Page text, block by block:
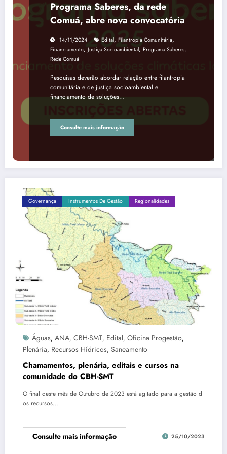
Programa Saberes, da rede
Comuá, abre nova convocatória
14/11/2024 Edital, Filantropia Comunitária,
Financiamento, Justiça Socioambiental, Programa Saberes,
Rede Comuá
Pesquisas deverão abordar relação entre filantropia
comunitária e de justiça socioambiental e
financiamento de soluções…
Consulte mais informação
Governança Instrumentos De Gestão Regionalidades
Águas, ANA, CBH-SMT, Edital, Oficina Progestão,
Plenária, Recursos Hídricos, Saneamento
Chamamentos, plenária, editais e cursos na
comunidade do CBH-SMT
O final deste mês de Outubro de 2023 está agitado para a gestão d
os recursos…
Consulte mais informação 25/10/2023